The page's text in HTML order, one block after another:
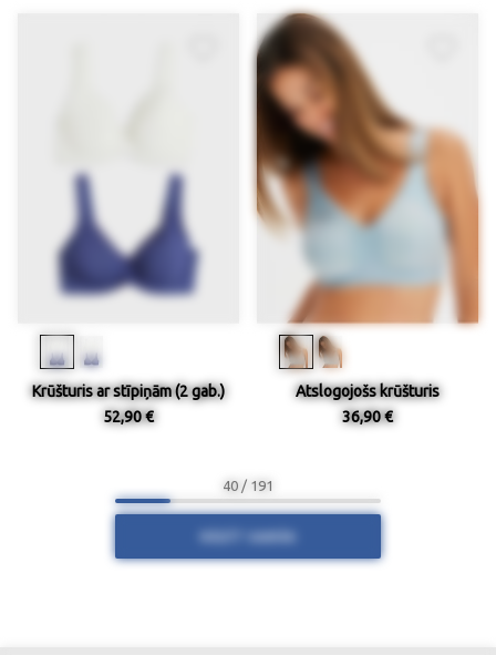
Krūšturis ar stīpiņām (2 gab.)
52,90 €
Atslogojošs krūšturis
36,90 €
40 / 191